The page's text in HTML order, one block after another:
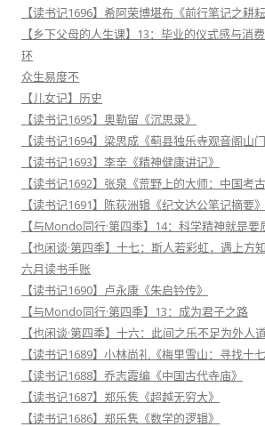
【读书记1696】希阿荣博堪布《前行笔记之耕耘
【乡下父母的人生课】13：毕业的仪式感与消
环
众生易度不
【儿女记】历史
【读书记1695】奥勒留《沉思录》
【读书记1694】梁思成《蓟县独乐寺观音阁山门
【读书记1693】李辛《精神健康讲记》
【读书记1692】张泉《荒野上的大师：中国考
【读书记1691】陈荻洲辑《纪文达公笔记摘要》
【与Mondo同行·第四季】14：科学精神就是要
【也闲谈·第四季】十七：斯人若彩虹，遇上方
六月读书手账
【读书记1690】卢永康《朱启钤传》
【与Mondo同行·第四季】13：成为君子之路
【也闲谈·第四季】十六：此间之乐不足为外人
【读书记1689】小林尚礼《梅里雪山：寻找十
【读书记1688】乔志霞编《中国古代寺庙》
【读书记1687】郑乐隽《超越无穷大》
【读书记1686】郑乐隽《数学的逻辑》